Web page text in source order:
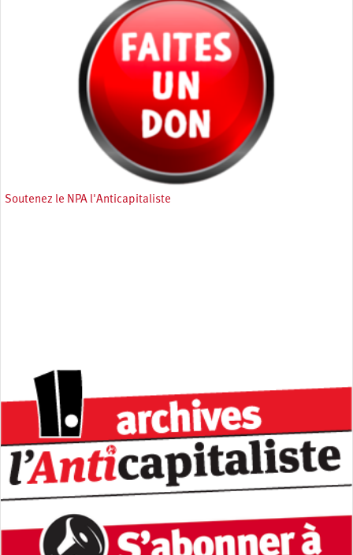
Soutenez le NPA l'Anticapitaliste